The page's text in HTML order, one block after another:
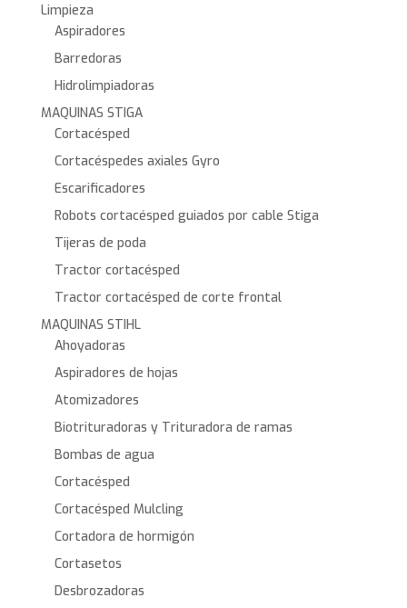
Limpieza
Aspiradores
Barredoras
Hidrolimpiadoras
MAQUINAS STIGA
Cortacésped
Cortacéspedes axiales Gyro
Escarificadores
Robots cortacésped guiados por cable Stiga
Tijeras de poda
Tractor cortacésped
Tractor cortacésped de corte frontal
MAQUINAS STIHL
Ahoyadoras
Aspiradores de hojas
Atomizadores
Biotrituradoras y Trituradora de ramas
Bombas de agua
Cortacésped
Cortacésped Mulcling
Cortadora de hormigón
Cortasetos
Desbrozadoras